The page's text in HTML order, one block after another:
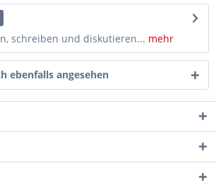
schreiben und diskutieren... mehr
ebenfalls angesehen